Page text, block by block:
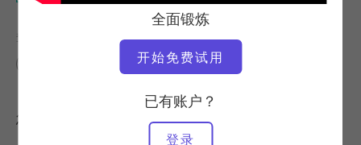
全面锻炼
开始免费试用
已有账户？
登录
查找类似课程
您可能喜欢的其他锻炼